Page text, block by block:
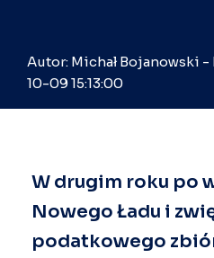
Autor: Michał Bojanowski
10-09 15:13:00
W drugim roku po
Nowego Ładu i
podatkowego